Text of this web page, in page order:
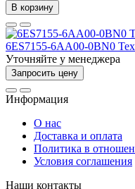
В корзину
6ES7155-6AA00-0BN0
Уточняйте у менеджера
Запросить цену
Информация
О нас
Доставка и оплата
Политика в
Условия соглашения
Наши контакты